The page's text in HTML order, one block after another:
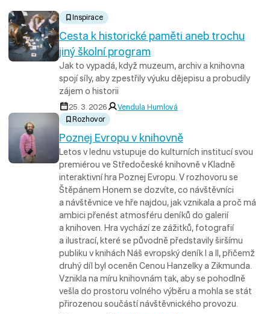
Inspirace
Cesta k historické paměti aneb trochu
jiný školní program
Jak to vypadá, když muzeum, archiv a knihovna
spojí síly, aby zpestřily výuku dějepisu a probudily
zájem o historii
25. 3. 2026
Vendula Humlová
Rozhovor
Poznej Evropu v knihovně
Letos v lednu vstupuje do kulturních institucí svou
premiérou ve Středočeské knihovně v Kladně
interaktivní hra Poznej Evropu. V rozhovoru se
Štěpánem Honem se dozvíte, co návštěvníci
a návštěvnice ve hře najdou, jak vznikala a proč má
ambici přenést atmosféru deníků do galerií
a knihoven. Hra vychází ze zážitků, fotografií
a ilustrací, které se původně představily širšímu
publiku v knihách Náš evropský deník I a II, přičemž
druhý díl byl oceněn Cenou Hanzelky a Zikmunda.
Vznikla na míru knihovnám tak, aby se pohodlně
vešla do prostoru volného výběru a mohla se stát
přirozenou součástí návštěvnického provozu.